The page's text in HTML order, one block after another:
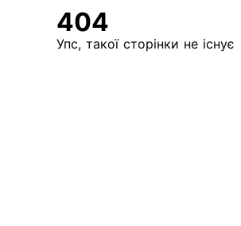
404
Упс, такої сторінки не існує